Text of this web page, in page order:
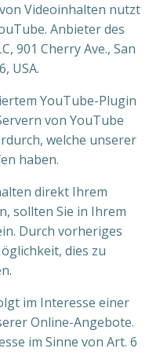
Videoinhalten nutzt
Anbieter des
901 Cherry Ave., San
USA.
YouTube-Plugin
von YouTube
welche unserer
haben.
direkt Ihrem
sollten Sie in Ihrem
Durch vorheriges
dies zu
im Interesse einer
Online-Angebote.
im Sinne von Art. 6